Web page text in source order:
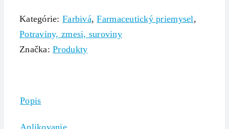
Kategórie: Farbivá,Farmaceutický priemysel,
Potraviny, zmesi, suroviny
Značka:Produkty
Popis
Aplikovanie